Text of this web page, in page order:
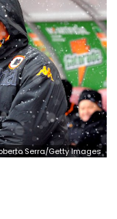
Serra/Getty Images